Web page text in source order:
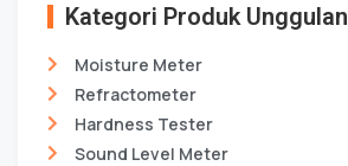
Kategori Produk Unggulan
Moisture Meter
Refractometer
Hardness Tester
Sound Level Meter